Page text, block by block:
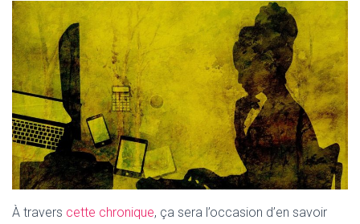
À travers cette chronique, ça sera l’occasion d’en savoir